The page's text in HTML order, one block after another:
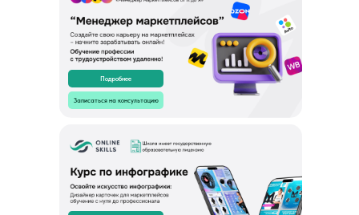
Подробнее
Записаться на консультацию